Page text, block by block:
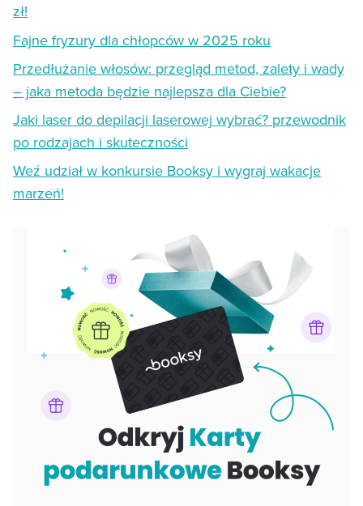
zł!
Fajne fryzury dla chłopców w 2025 roku
Przedłużanie włosów: przegląd metod, zalety i wady
– jaka metoda będzie najlepsza dla Ciebie?
Jaki laser do depilacji laserowej wybrać? przewodnik
po rodzajach i skuteczności
Weź udział w konkursie Booksy i wygraj wakacje
marzeń!